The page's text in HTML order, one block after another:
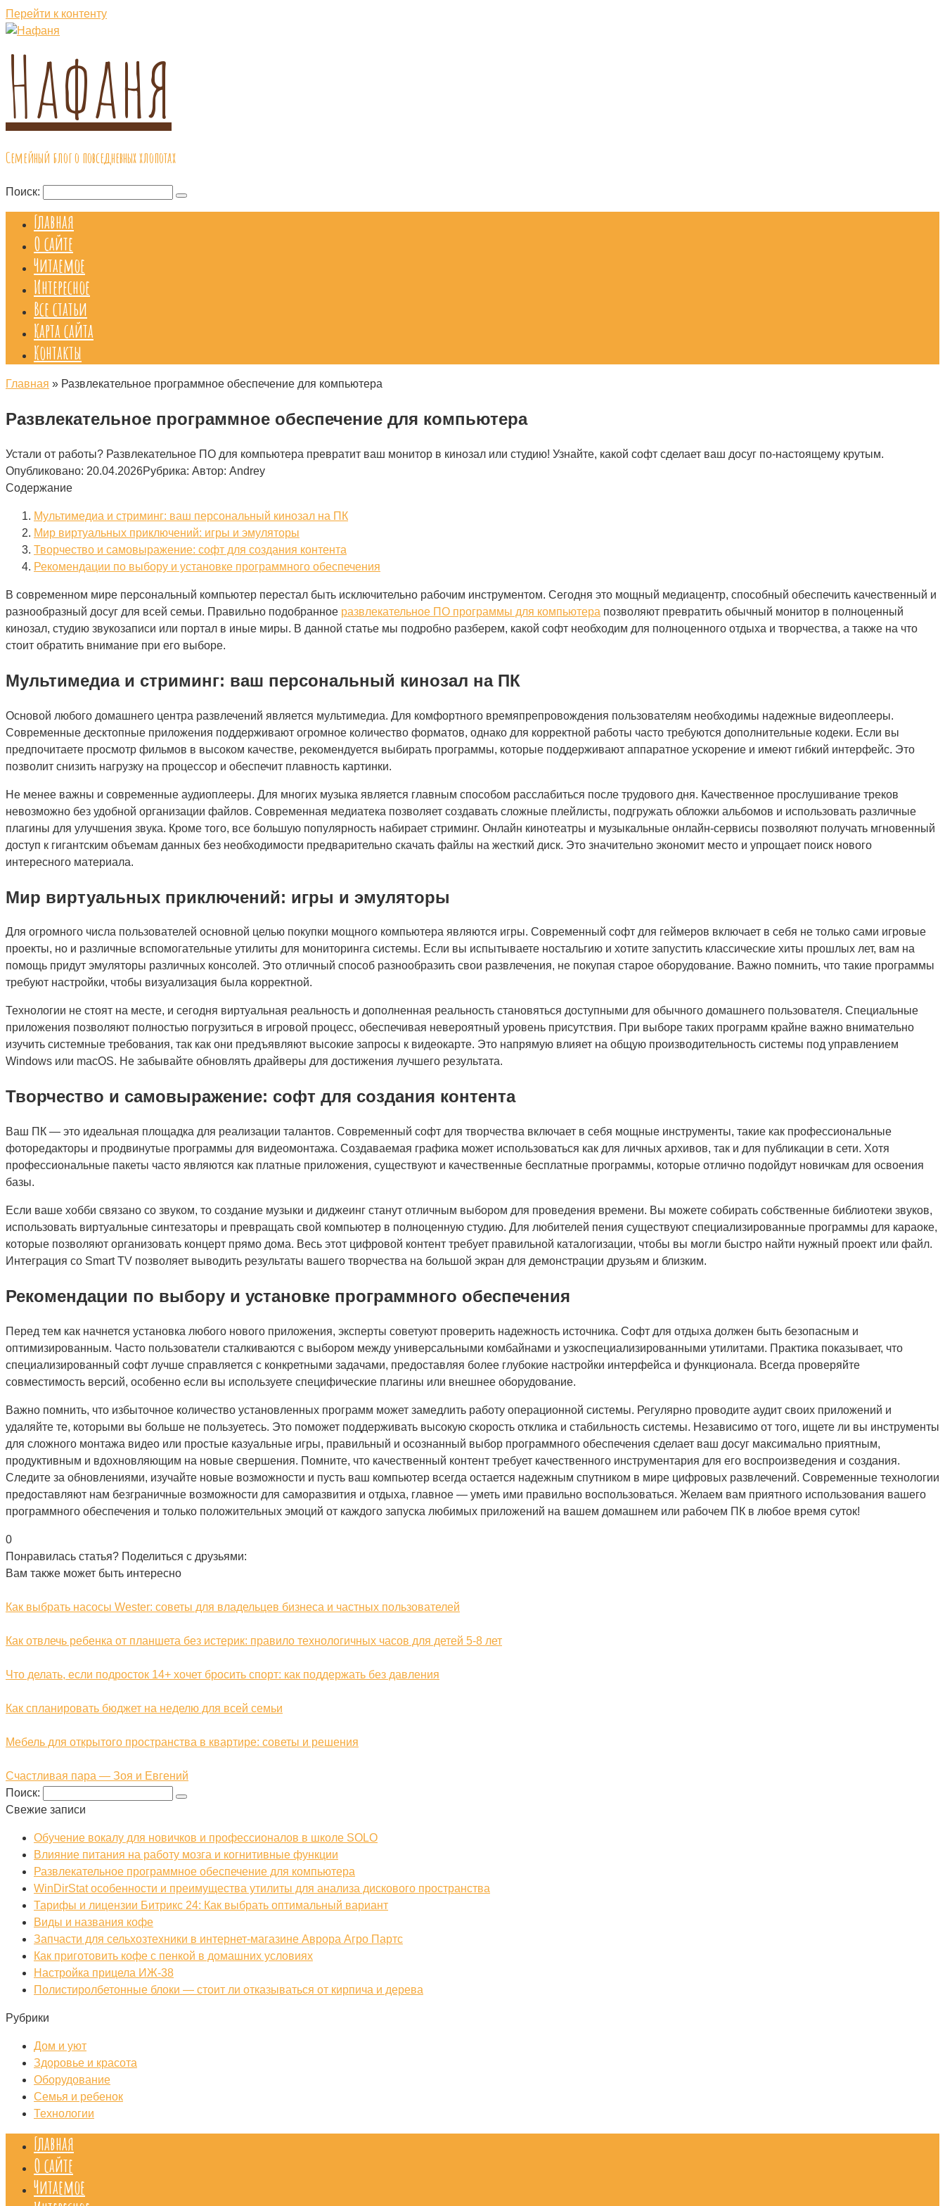
Перейти к контенту
Нафаня
Семейный блог о повседневных хлопотах
Поиск:
Главная
О сайте
Читаемое
Интересное
Все статьи
Карта сайта
Контакты
Главная » Развлекательное программное обеспечение для компьютера
Развлекательное программное обеспечение для компьютера
Устали от работы? Развлекательное ПО для компьютера превратит ваш монитор в кинозал или студию! Узнайте, какой софт сделает ваш досуг по-настоящему крутым.
Опубликовано: 20.04.2026Рубрика: Автор: Andrey
Содержание
Мультимедиа и стриминг: ваш персональный кинозал на ПК
Мир виртуальных приключений: игры и эмуляторы
Творчество и самовыражение: софт для создания контента
Рекомендации по выбору и установке программного обеспечения
В современном мире персональный компьютер перестал быть исключительно рабочим инструментом. Сегодня это мощный медиацентр, способный обеспечить качественный и
разнообразный досуг для всей семьи. Правильно подобранное развлекательное ПО программы для компьютера позволяют превратить обычный монитор в полноценный
кинозал, студию звукозаписи или портал в иные миры. В данной статье мы подробно разберем, какой софт необходим для полноценного отдыха и творчества, а также на что
стоит обратить внимание при его выборе.
Мультимедиа и стриминг: ваш персональный кинозал на ПК
Основой любого домашнего центра развлечений является мультимедиа. Для комфортного времяпрепровождения пользователям необходимы надежные видеоплееры.
Современные десктопные приложения поддерживают огромное количество форматов, однако для корректной работы часто требуются дополнительные кодеки. Если вы
предпочитаете просмотр фильмов в высоком качестве, рекомендуется выбирать программы, которые поддерживают аппаратное ускорение и имеют гибкий интерфейс. Это
позволит снизить нагрузку на процессор и обеспечит плавность картинки.
Не менее важны и современные аудиоплееры. Для многих музыка является главным способом расслабиться после трудового дня. Качественное прослушивание треков
невозможно без удобной организации файлов. Современная медиатека позволяет создавать сложные плейлисты, подгружать обложки альбомов и использовать различные
плагины для улучшения звука. Кроме того, все большую популярность набирает стриминг. Онлайн кинотеатры и музыкальные онлайн-сервисы позволяют получать мгновенный
доступ к гигантским объемам данных без необходимости предварительно скачать файлы на жесткий диск. Это значительно экономит место и упрощает поиск нового
интересного материала.
Мир виртуальных приключений: игры и эмуляторы
Для огромного числа пользователей основной целью покупки мощного компьютера являются игры. Современный софт для геймеров включает в себя не только сами игровые
проекты, но и различные вспомогательные утилиты для мониторинга системы. Если вы испытываете ностальгию и хотите запустить классические хиты прошлых лет, вам на
помощь придут эмуляторы различных консолей. Это отличный способ разнообразить свои развлечения, не покупая старое оборудование. Важно помнить, что такие программы
требуют настройки, чтобы визуализация была корректной.
Технологии не стоят на месте, и сегодня виртуальная реальность и дополненная реальность становяться доступными для обычного домашнего пользователя. Специальные
приложения позволяют полностью погрузиться в игровой процесс, обеспечивая невероятный уровень присутствия. При выборе таких программ крайне важно внимательно
изучить системные требования, так как они предъявляют высокие запросы к видеокарте. Это напрямую влияет на общую производительность системы под управлением
Windows или macOS. Не забывайте обновлять драйверы для достижения лучшего результата.
Творчество и самовыражение: софт для создания контента
Ваш ПК — это идеальная площадка для реализации талантов. Современный софт для творчества включает в себя мощные инструменты, такие как профессиональные
фоторедакторы и продвинутые программы для видеомонтажа. Создаваемая графика может использоваться как для личных архивов, так и для публикации в сети. Хотя
профессиональные пакеты часто являются как платные приложения, существуют и качественные бесплатные программы, которые отлично подойдут новичкам для освоения
базы.
Если ваше хобби связано со звуком, то создание музыки и диджеинг станут отличным выбором для проведения времени. Вы можете собирать собственные библиотеки звуков,
использовать виртуальные синтезаторы и превращать свой компьютер в полноценную студию. Для любителей пения существуют специализированные программы для караоке,
которые позволяют организовать концерт прямо дома. Весь этот цифровой контент требует правильной каталогизации, чтобы вы могли быстро найти нужный проект или файл.
Интеграция со Smart TV позволяет выводить результаты вашего творчества на большой экран для демонстрации друзьям и близким.
Рекомендации по выбору и установке программного обеспечения
Перед тем как начнется установка любого нового приложения, эксперты советуют проверить надежность источника. Софт для отдыха должен быть безопасным и
оптимизированным. Часто пользователи сталкиваются с выбором между универсальными комбайнами и узкоспециализированными утилитами. Практика показывает, что
специализированный софт лучше справляется с конкретными задачами, предоставляя более глубокие настройки интерфейса и функционала. Всегда проверяйте
совместимость версий, особенно если вы используете специфические плагины или внешнее оборудование.
Важно помнить, что избыточное количество установленных программ может замедлить работу операционной системы. Регулярно проводите аудит своих приложений и
удаляйте те, которыми вы больше не пользуетесь. Это поможет поддерживать высокую скорость отклика и стабильность системы. Независимо от того, ищете ли вы инструменты
для сложного монтажа видео или простые казуальные игры, правильный и осознанный выбор программного обеспечения сделает ваш досуг максимально приятным,
продуктивным и вдохновляющим на новые свершения. Помните, что качественный контент требует качественного инструментария для его воспроизведения и создания.
Следите за обновлениями, изучайте новые возможности и пусть ваш компьютер всегда остается надежным спутником в мире цифровых развлечений. Современные технологии
предоставляют нам безграничные возможности для саморазвития и отдыха, главное — уметь ими правильно воспользоваться. Желаем вам приятного использования вашего
программного обеспечения и только положительных эмоций от каждого запуска любимых приложений на вашем домашнем или рабочем ПК в любое время суток!
0
Понравилась статья? Поделиться с друзьями:
Вам также может быть интересно
Как выбрать насосы Wester: советы для владельцев бизнеса и частных пользователей
Как отвлечь ребенка от планшета без истерик: правило технологичных часов для детей 5-8 лет
Что делать, если подросток 14+ хочет бросить спорт: как поддержать без давления
Как спланировать бюджет на неделю для всей семьи
Мебель для открытого пространства в квартире: советы и решения
Счастливая пара — Зоя и Евгений
Поиск:
Свежие записи
Обучение вокалу для новичков и профессионалов в школе SOLO
Влияние питания на работу мозга и когнитивные функции
Развлекательное программное обеспечение для компьютера
WinDirStat особенности и преимущества утилиты для анализа дискового пространства
Тарифы и лицензии Битрикс 24: Как выбрать оптимальный вариант
Виды и названия кофе
Запчасти для сельхозтехники в интернет-магазине Аврора Агро Партс
Как приготовить кофе с пенкой в домашних условиях
Настройка прицела ИЖ‑38
Полистиролбетонные блоки — стоит ли отказываться от кирпича и дерева
Рубрики
Дом и уют
Здоровье и красота
Оборудование
Семья и ребенок
Технологии
Главная
О сайте
Читаемое